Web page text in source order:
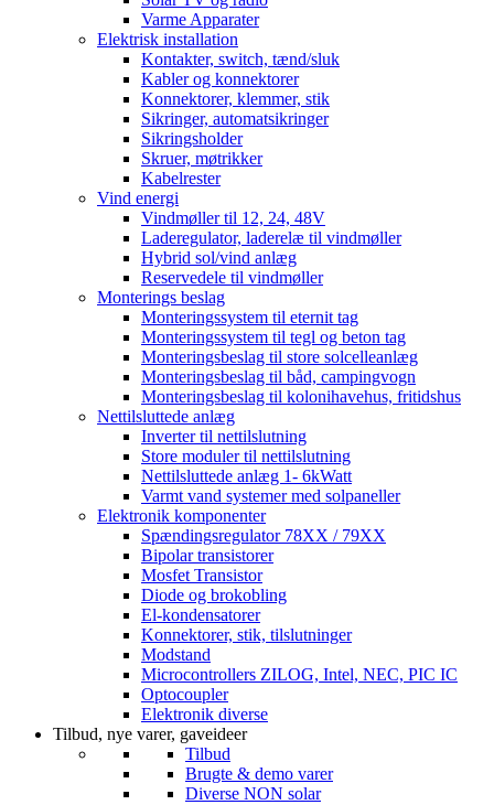
Varme Apparater
Elektrisk installation
Kontakter, switch, tænd/sluk
Kabler og konnektorer
Konnektorer, klemmer, stik
Sikringer, automatsikringer
Sikringsholder
Skruer, møtrikker
Kabelrester
Vind energi
Vindmøller til 12, 24, 48V
Laderegulator, laderelæ til vindmøller
Hybrid sol/vind anlæg
Reservedele til vindmøller
Monterings beslag
Monteringssystem til eternit tag
Monteringssystem til tegl og beton tag
Monteringsbeslag til store solcelleanlæg
Monteringsbeslag til båd, campingvogn
Monteringsbeslag til kolonihavehus, fritidshus
Nettilsluttede anlæg
Inverter til nettilslutning
Store moduler til nettilslutning
Nettilsluttede anlæg 1- 6kWatt
Varmt vand systemer med solpaneller
Elektronik komponenter
Spændingsregulator 78XX / 79XX
Bipolar transistorer
Mosfet Transistor
Diode og brokobling
El-kondensatorer
Konnektorer, stik, tilslutninger
Modstand
Microcontrollers ZILOG, Intel, NEC, PIC IC
Optocoupler
Elektronik diverse
Tilbud, nye varer, gaveideer
Tilbud
Brugte & demo varer
Diverse NON solar